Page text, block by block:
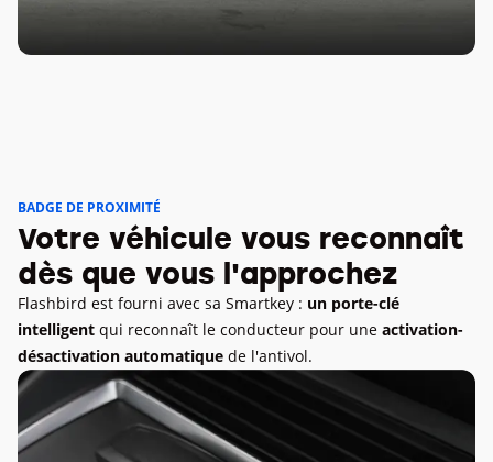
BADGE DE PROXIMITÉ
Votre véhicule vous reconnaît
dès que vous l'approchez
Flashbird est fourni avec sa Smartkey : un porte-clé
intelligent qui reconnaît le conducteur pour une activation-
désactivation automatique de l'antivol.